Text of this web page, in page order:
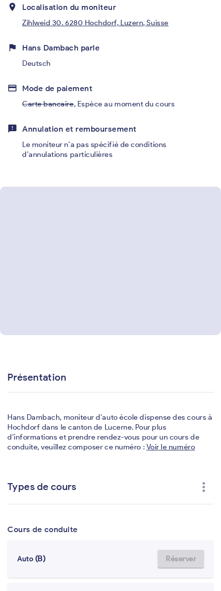
place Localisation du moniteur
Zihlweid 30. 6280 Hochdorf, Luzern, Suisse
flag Hans Dambach parle
Deutsch
credit_card Mode de paiement
Carte bancaire, Espèce au moment du cours
feedback Annulation et remboursement
Le moniteur n'a pas spécifié de conditions
d'annulations particulières
Présentation
Hans Dambach, moniteur d'auto école dispense des cours à
Hochdorf dans le canton de Lucerne. Pour plus
d'informations et prendre rendez-vous pour un cours de
conduite, veuillez composer ce numéro : Voir le numéro
Types de cours more_vert
Cours de conduite
Auto (B) Réserver